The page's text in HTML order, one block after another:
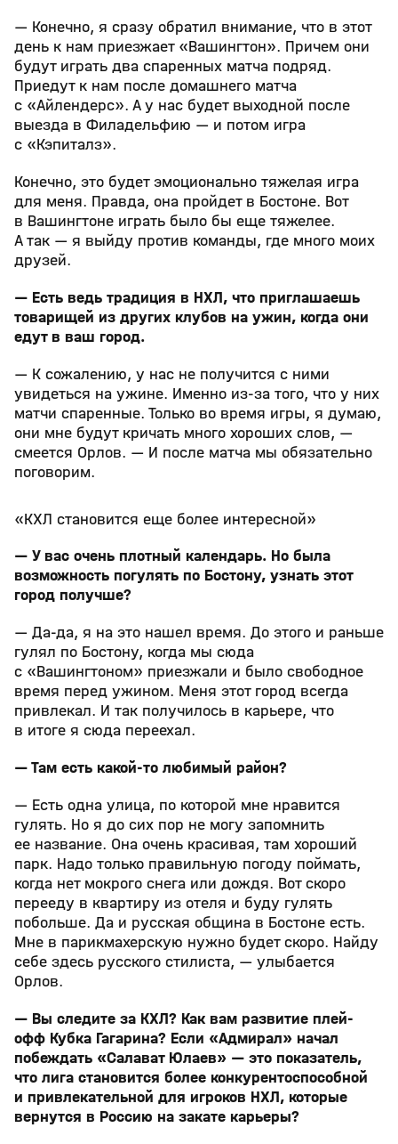
— Конечно, я сразу обратил внимание, что в этот
день к нам приезжает «Вашингтон». Причем они
будут играть два спаренных матча подряд.
Приедут к нам после домашнего матча
с «Айлендерс». А у нас будет выходной после
выезда в Филадельфию — и потом игра
с «Кэпиталз».
Конечно, это будет эмоционально тяжелая игра
для меня. Правда, она пройдет в Бостоне. Вот
в Вашингтоне играть было бы еще тяжелее.
А так — я выйду против команды, где много моих
друзей.
— Есть ведь традиция в НХЛ, что приглашаешь
товарищей из других клубов на ужин, когда они
едут в ваш город.
— К сожалению, у нас не получится с ними
увидеться на ужине. Именно из-за того, что у них
матчи спаренные. Только во время игры, я думаю,
они мне будут кричать много хороших слов, —
смеется Орлов. — И после матча мы обязательно
поговорим.
«КХЛ становится еще более интересной»
— У вас очень плотный календарь. Но была
возможность погулять по Бостону, узнать этот
город получше?
— Да-да, я на это нашел время. До этого и раньше
гулял по Бостону, когда мы сюда
с «Вашингтоном» приезжали и было свободное
время перед ужином. Меня этот город всегда
привлекал. И так получилось в карьере, что
в итоге я сюда переехал.
— Там есть какой-то любимый район?
— Есть одна улица, по которой мне нравится
гулять. Но я до сих пор не могу запомнить
ее название. Она очень красивая, там хороший
парк. Надо только правильную погоду поймать,
когда нет мокрого снега или дождя. Вот скоро
перееду в квартиру из отеля и буду гулять
побольше. Да и русская община в Бостоне есть.
Мне в парикмахерскую нужно будет скоро. Найду
себе здесь русского стилиста, — улыбается
Орлов.
— Вы следите за КХЛ? Как вам развитие плей-
офф Кубка Гагарина? Если «Адмирал» начал
побеждать «Салават Юлаев» — это показатель,
что лига становится более конкурентоспособной
и привлекательной для игроков НХЛ, которые
вернутся в Россию на закате карьеры?